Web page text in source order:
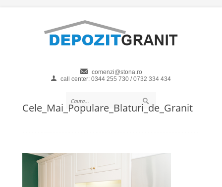
comenzi@stona.ro
call center: 0344 255 730 / 0732 334 434
Cele_Mai_Populare_Blaturi_de_Granit